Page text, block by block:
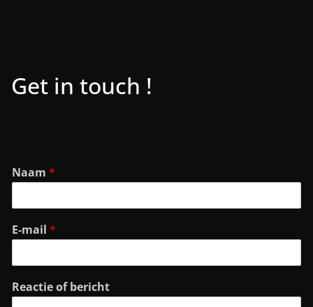
Get in touch !
Naam *
E-mail *
Reactie of bericht